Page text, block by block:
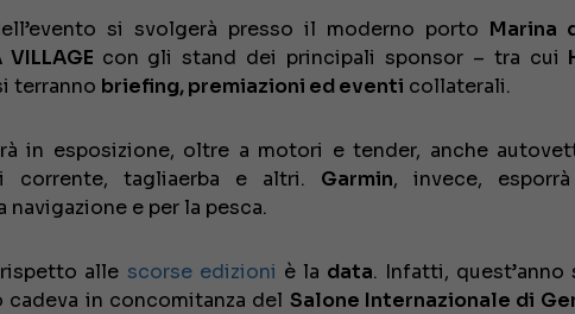
si svolgerà presso il moderno porto Marina
VILLAGE con gli stand dei principali sponsor – tra cui
terranno briefing, premiazioni ed eventi collaterali.
in esposizione, oltre a motori e tender, anche
corrente, tagliaerba e altri. Garmin, invece,
e per la pesca.
alle scorse edizioni è la data. Infatti, quest’anno
in concomitanza del Salone Internazionale di